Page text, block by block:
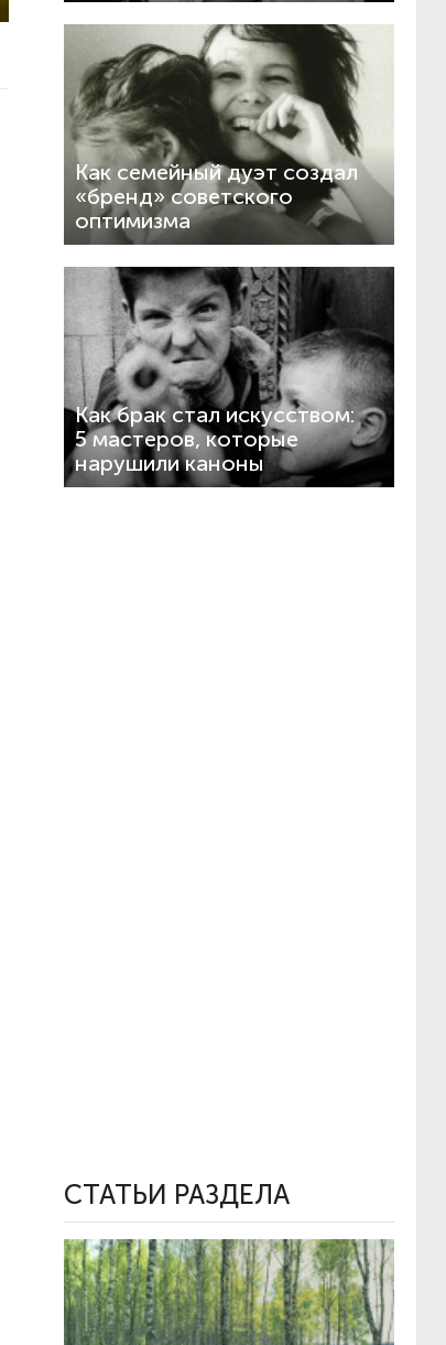
Как семейный дуэт создал
«бренд» советского
оптимизма
Как брак стал искусством:
5 мастеров, которые
нарушили каноны
СТАТЬИ РАЗДЕЛА